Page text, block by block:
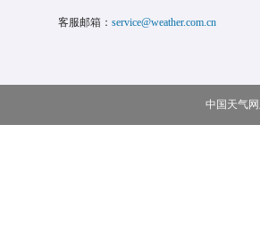
客服邮箱： service@weather.com.cn
中国天气